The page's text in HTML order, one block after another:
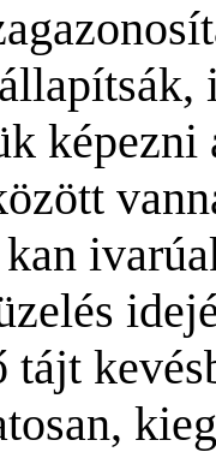
képezni